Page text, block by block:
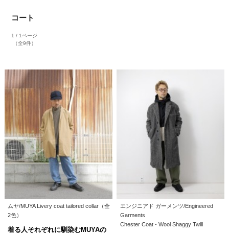
コート
1 / 1ページ
（全9件）
ムヤ/MUYA Livery coat tailored collar（全
2色）
着る人それぞれに馴染むMUYAの
エンジニアド ガーメンツ/Engineered
Garments
Chester Coat - Wool Shaggy Twill